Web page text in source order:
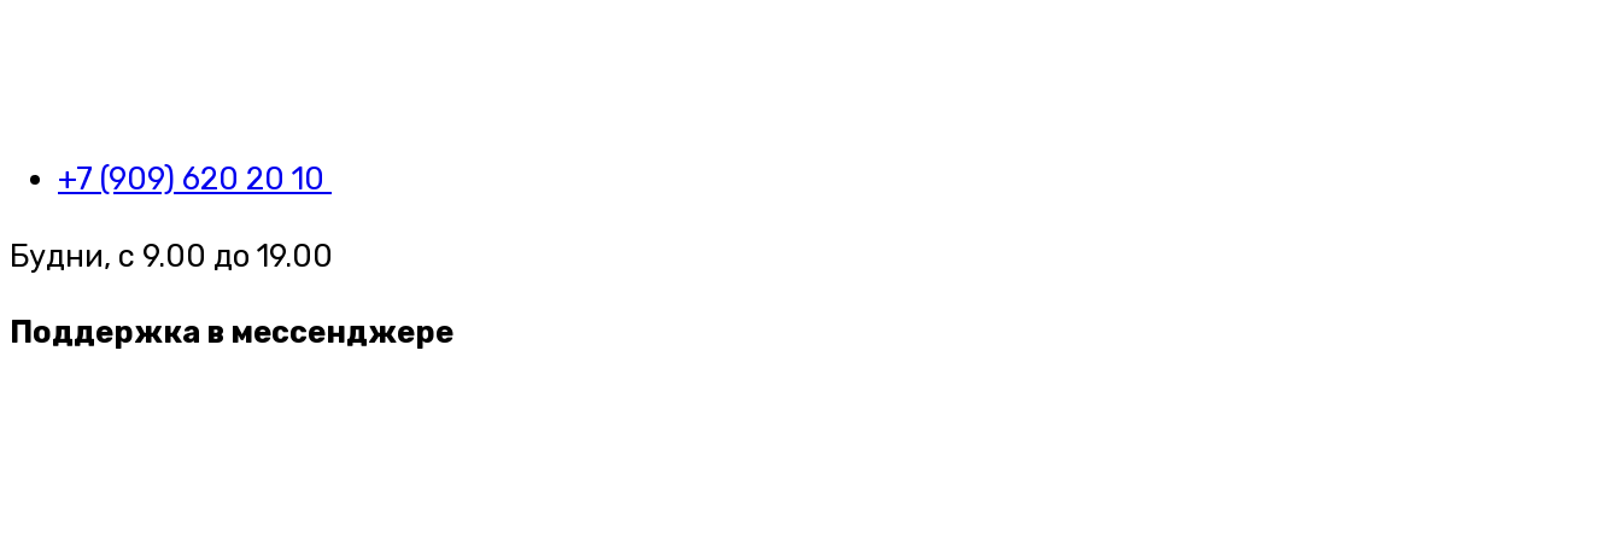
+7 (909) 620 20 10
Будни, с 9.00 до 19.00
Поддержка в мессенджере